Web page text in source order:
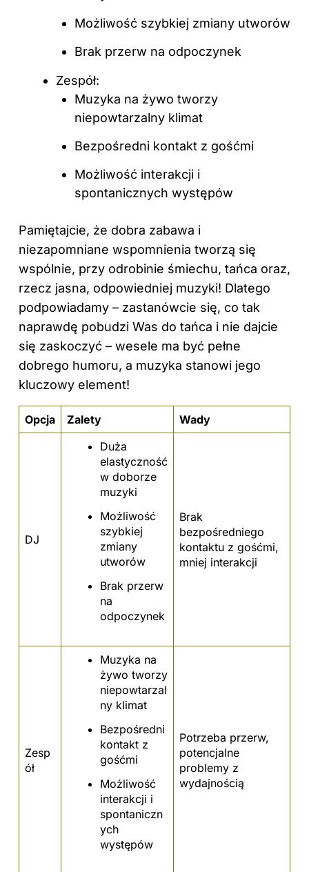
Możliwość szybkiej zmiany utworów
Brak przerw na odpoczynek
Zespół:
Muzyka na żywo tworzy
niepowtarzalny klimat
Bezpośredni kontakt z gośćmi
Możliwość interakcji i
spontanicznych występów
Pamiętajcie, że dobra zabawa i
niezapomniane wspomnienia tworzą się
wspólnie, przy odrobinie śmiechu, tańca oraz,
rzecz jasna, odpowiedniej muzyki! Dlatego
podpowiadamy – zastanówcie się, co tak
naprawdę pobudzi Was do tańca i nie dajcie
się zaskoczyć – wesele ma być pełne
dobrego humoru, a muzyka stanowi jego
kluczowy element!
Opcja Zalety Wady
DJ
Duża
elastyczność
w doborze
muzyki
Możliwość
szybkiej
zmiany
utworów
Brak przerw
na
odpoczynek
Brak
bezpośredniego
kontaktu z gośćmi,
mniej interakcji
Zesp
ół
Muzyka na
żywo tworzy
niepowtarzal
ny klimat
Bezpośredni
kontakt z
gośćmi
Możliwość
interakcji i
spontaniczn
ych
występów
Potrzeba przerw,
potencjalne
problemy z
wydajnością